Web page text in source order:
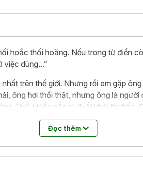
hoắc thối hoăng. Nếu trong từ điển
việc dùng...”
trên thế giới. Nhưng rồi em gặp
ông hơi thối thật, nhưng ông là người
Thối Hoắc sắp bị đuổi khỏi thị trấn,
có ai tìm ra bí mật của em. Và nhân
một câu chuyện đằng sau những gì
Đọc thêm